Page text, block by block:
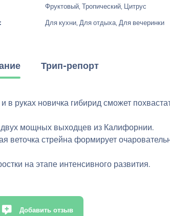
Фруктовый, Тропический, Цитрус
Для кухни, Для отдыха, Для вечеринки
Трип-репорт
руках новичка гибирид сможет
двух мощных выходцев из Калифорнии.
веточка стрейна формирует
на этапе интенсивного развития.
Добавить отзыв